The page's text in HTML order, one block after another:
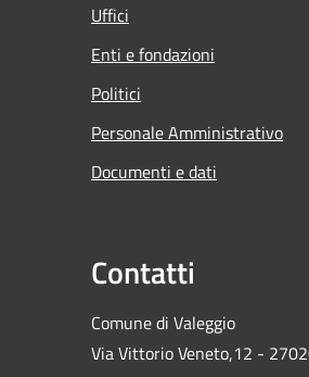
Uffici
Enti e fondazioni
Politici
Personale Amministrativo
Documenti e dati
Contatti
Comune di Valeggio
Via Vittorio Veneto,12 -